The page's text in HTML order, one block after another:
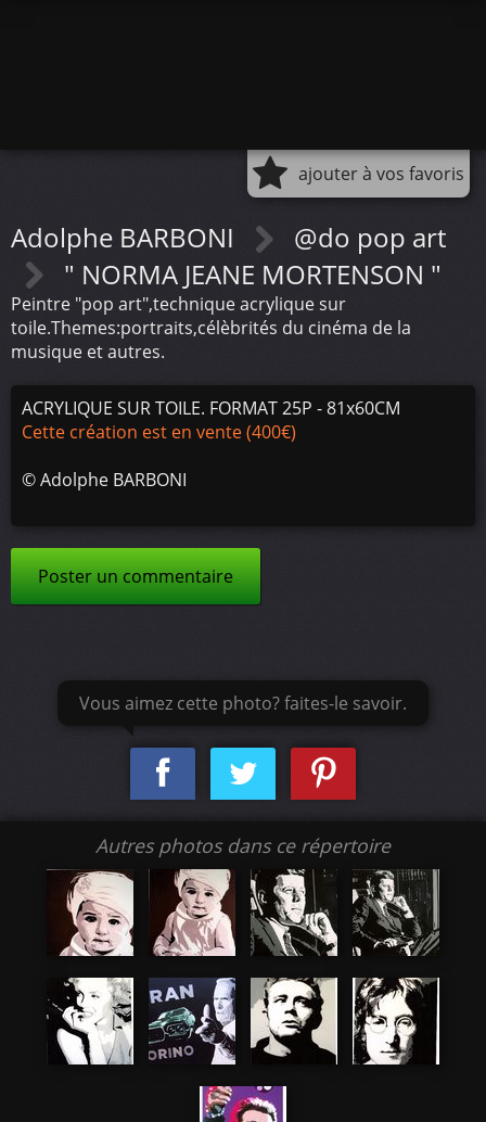
ajouter à vos favoris
Adolphe BARBONI
@do pop art
" NORMA JEANE MORTENSON "
Peintre "pop art",technique acrylique sur
toile.Themes:portraits,célèbrités du cinéma de la
musique et autres.
ACRYLIQUE SUR TOILE. FORMAT 25P - 81x60CM
Cette création est en vente (400€)
©Adolphe BARBONI
Poster un commentaire
Vous aimez cette photo? faites-le savoir.
Autres photos dans ce répertoire